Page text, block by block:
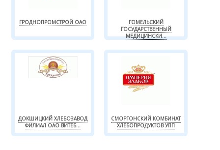
ГРОДНОПРОМСТРОЙ ОАО
ГОМЕЛЬСКИЙ
ГОСУДАРСТВЕННЫЙ
МЕДИЦИНСКИ...
ДОКШИЦКИЙ ХЛЕБОЗАВОД
ФИЛИАЛ ОАО ВИТЕБ...
СМОРГОНСКИЙ КОМБИНАТ
ХЛЕБОПРОДУКТОВ УПП